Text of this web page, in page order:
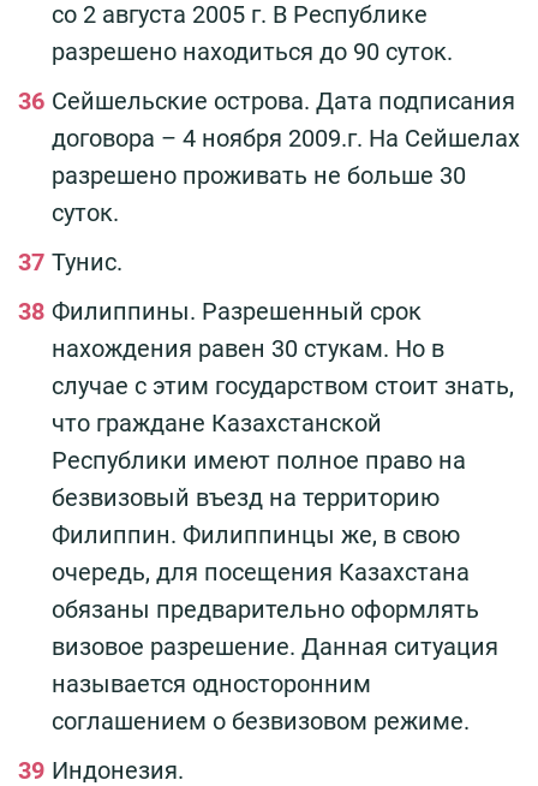
со 2 августа 2005 г. В Республике
разрешено находиться до 90 суток.
Сейшельские острова. Дата подписания
договора – 4 ноября 2009.г. На Сейшелах
разрешено проживать не больше 30
суток.
Тунис.
Филиппины. Разрешенный срок
нахождения равен 30 стукам. Но в
случае с этим государством стоит знать,
что граждане Казахстанской
Республики имеют полное право на
безвизовый въезд на территорию
Филиппин. Филиппинцы же, в свою
очередь, для посещения Казахстана
обязаны предварительно оформлять
визовое разрешение. Данная ситуация
называется односторонним
соглашением о безвизовом режиме.
Индонезия.